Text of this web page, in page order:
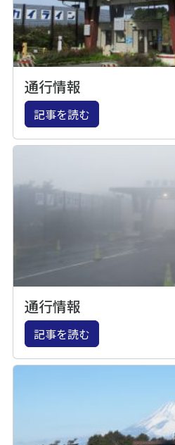
通行情報
記事を読む
通行情報
記事を読む